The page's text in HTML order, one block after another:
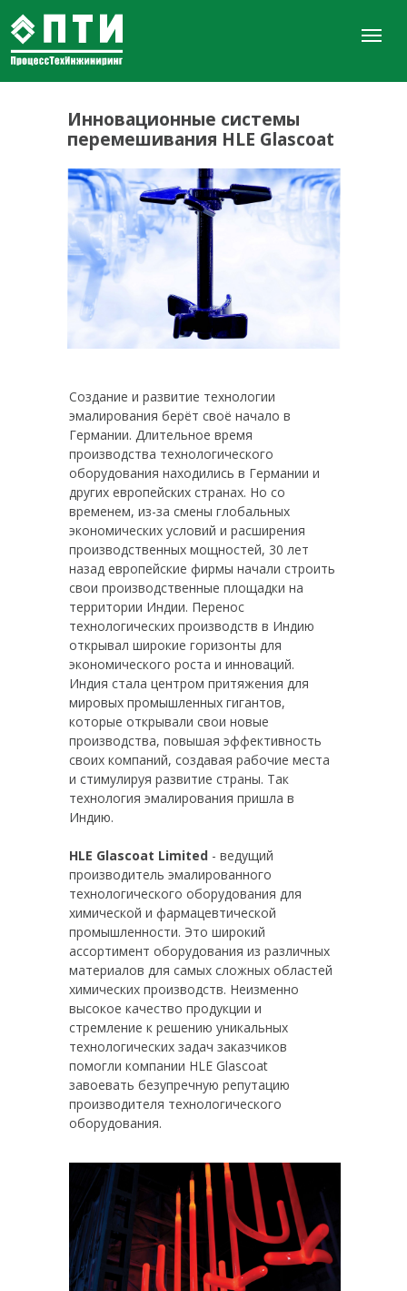
Создание и развитие технологии
эмалирования берёт своё начало в
Германии. Длительное время
производства технологического
оборудования находились в Германии и
других европейских странах. Но со
временем, из-за смены глобальных
экономических условий и расширения
производственных мощностей, 30 лет
назад европейские фирмы начали строить
свои производственные площадки на
территории Индии. Перенос
технологических производств в Индию
открывал широкие горизонты для
экономического роста и инноваций.
Индия стала центром притяжения для
мировых промышленных гигантов,
которые открывали свои новые
производства, повышая эффективность
своих компаний, создавая рабочие места
и стимулируя развитие страны. Так
технология эмалирования пришла в
Индию.
HLE Glascoat Limited - ведущий
производитель эмалированного
технологического оборудования для
химической и фармацевтической
промышленности. Это широкий
ассортимент оборудования из различных
материалов для самых сложных областей
химических производств. Неизменно
высокое качество продукции и
стремление к решению уникальных
технологических задач заказчиков
помогли компании HLE Glascoat
завоевать безупречную репутацию
производителя технологического
оборудования.
Инновационные системы
перемешивания HLE Glascoat